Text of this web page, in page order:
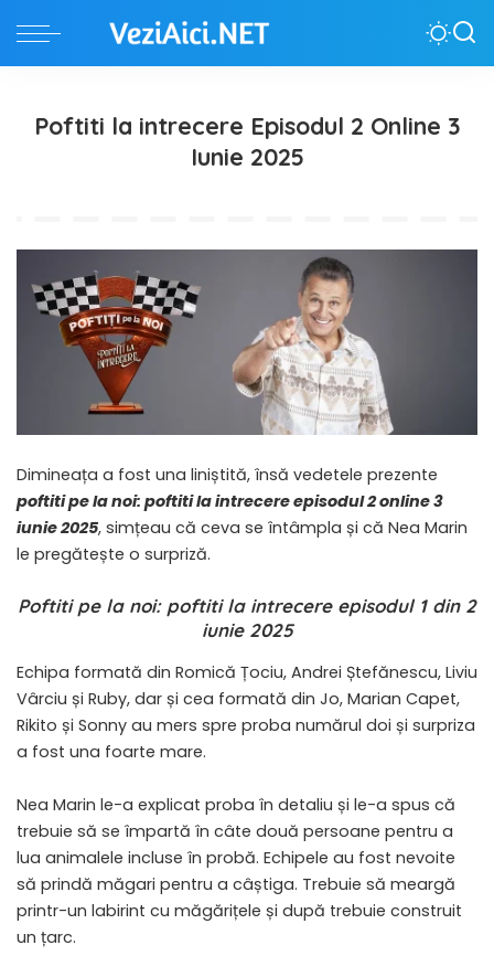
Poftiti la intrecere Episodul 2 Online 3
Iunie 2025
Dimineața a fost una liniștită, însă vedetele prezente
poftiti pe la noi: poftiti la intrecere episodul 2 online 3
iunie 2025, simțeau că ceva se întâmpla și că Nea Marin
le pregătește o surpriză.
Poftiti pe la noi: poftiti la intrecere episodul 1 din 2
iunie 2025
Echipa formată din Romică Țociu, Andrei Ștefănescu, Liviu
Vârciu și Ruby, dar și cea formată din Jo, Marian Capet,
Rikito și Sonny au mers spre proba numărul doi și surpriza
a fost una foarte mare.
Nea Marin le-a explicat proba în detaliu și le-a spus că
trebuie să se împartă în câte două persoane pentru a
lua animalele incluse în probă. Echipele au fost nevoite
să prindă măgari pentru a câștiga. Trebuie să meargă
printr-un labirint cu măgărițele și după trebuie construit
un țarc.